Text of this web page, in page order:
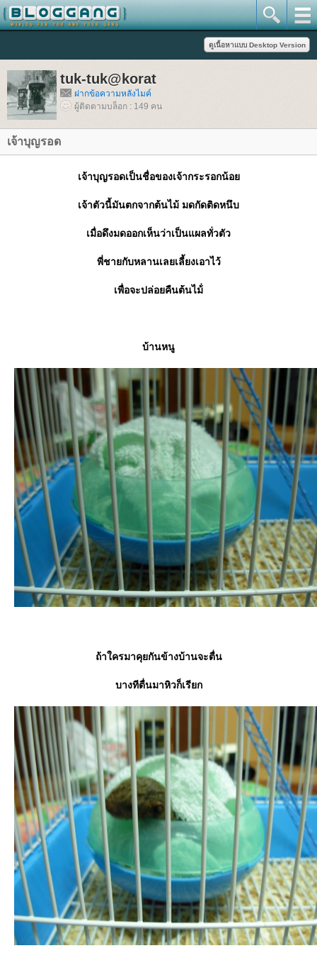
tuk-tuk@korat
ฝากข้อความหลังไมค์
ผู้ติดตามบล็อก : 149 คน
เจ้าบุญรอด
เจ้าบุญรอดเป็นชื่อของเจ้ากระรอกน้อ
เจ้าตัวนี้มันตกจากต้นไม้ มดกัดติดหนึบ
เมื่อดึงมดออกเห็นว่าเป็นแผลทั่วตัว
พี่ชายกับหลานเลยเลี้ยงเอาไว้
เพื่อจะปล่อยคืนต้นไม้่
บ้านหนู
ถ้าใครมาคุยกันข้างบ้านจะตื่น
บางทีตื่นมาหิวก็เรียก